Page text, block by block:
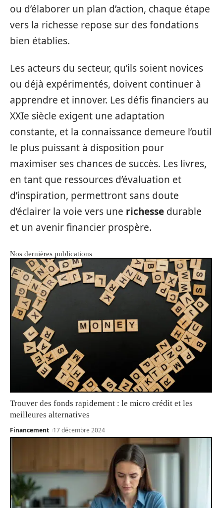
ou d’élaborer un plan d’action, chaque étape
vers la richesse repose sur des fondations
bien établies.
Les acteurs du secteur, qu’ils soient novices
ou déjà expérimentés, doivent continuer à
apprendre et innover. Les défis financiers au
XXIe siècle exigent une adaptation
constante, et la connaissance demeure l’outil
le plus puissant à disposition pour
maximiser ses chances de succès. Les livres,
en tant que ressources d’évaluation et
d’inspiration, permettront sans doute
d’éclairer la voie vers une richesse durable
et un avenir financier prospère.
Nos dernières publications
Trouver des fonds rapidement : le micro crédit et les
meilleures alternatives
Financement 17 décembre 2024